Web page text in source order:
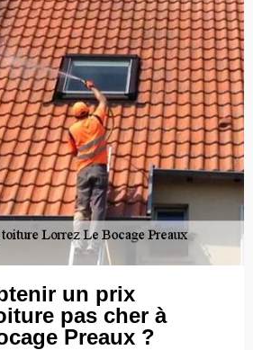
un prix
pas cher à
Preaux ?